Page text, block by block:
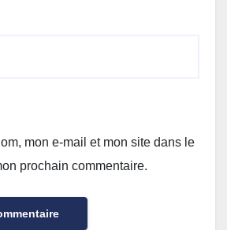
mon e-mail et mon site dans le
prochain commentaire.